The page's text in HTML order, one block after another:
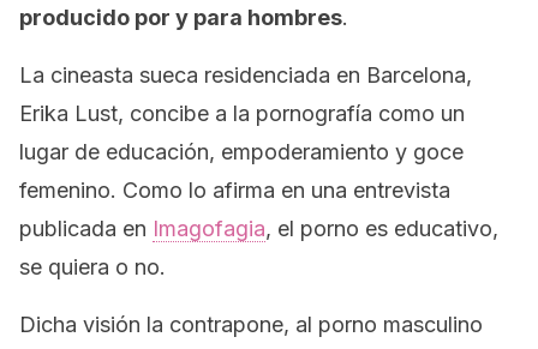
producido por y para hombres.
La cineasta sueca residenciada en Barcelona,
Erika Lust, concibe a la pornografía como un
lugar de educación, empoderamiento y goce
femenino. Como lo afirma en una entrevista
publicada en Imagofagia, el porno es educativo,
se quiera o no.
Dicha visión la contrapone, al porno masculino